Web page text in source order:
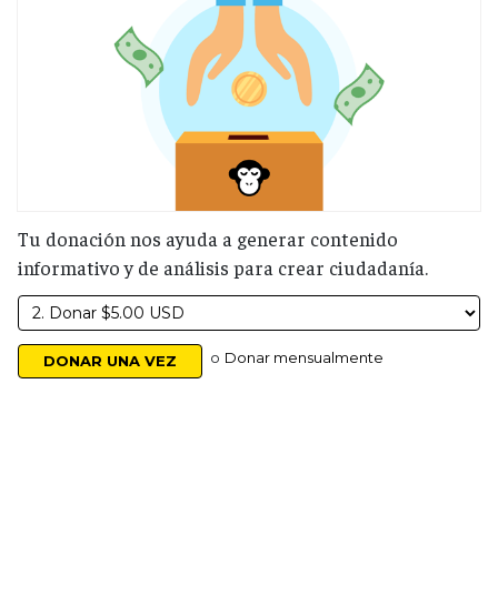
Tu donación nos ayuda a generar contenido
informativo y de análisis para crear ciudadanía.
o Donar mensualmente